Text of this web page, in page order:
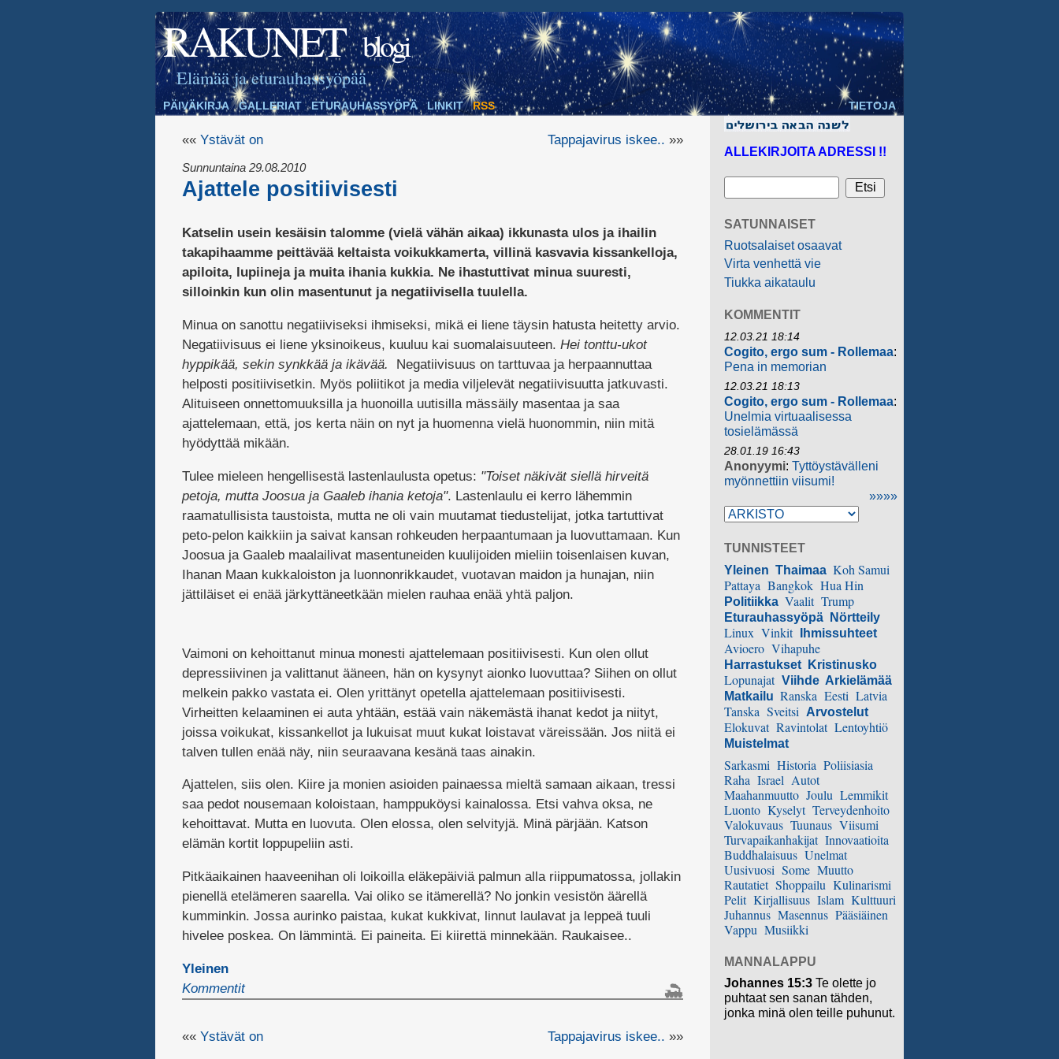
RAKUNET blogi
Elämää ja eturauhassyöpää
PÄIVÄKIRJA GALLERIAT ETURAUHASSYÖPÄ LINKIT RSS TIETOJA
«« Ystävät on Tappajavirus iskee.. »»
Sunnuntaina 29.08.2010
Ajattele positiivisesti
Katselin usein kesäisin talomme (vielä vähän aikaa) ikkunasta ulos ja ihailin
takapihaamme peittävää keltaista voikukkamerta, villinä kasvavia kissankelloja,
apiloita, lupiineja ja muita ihania kukkia. Ne ihastuttivat minua suuresti,
silloinkin kun olin masentunut ja negatiivisella tuulella.
Minua on sanottu negatiiviseksi ihmiseksi, mikä ei liene täysin hatusta heitetty arvio.
Negatiivisuus ei liene yksinoikeus, kuuluu kai suomalaisuuteen. Hei tonttu-ukot
hyppikää, sekin synkkää ja ikävää.
Negatiivisuus on tarttuvaa ja herpaannuttaa
helposti positiivisetkin. Myös poliitikot ja media viljelevät negatiivisuutta jatkuvasti.
Alituiseen onnettomuuksilla ja huonoilla uutisilla mässäily masentaa ja saa
ajattelemaan, että, jos kerta näin on nyt ja huomenna vielä huonommin, niin mitä
hyödyttää mikään.
Tulee mieleen hengellisestä lastenlaulusta opetus: "Toiset näkivät siellä hirveitä
petoja, mutta Joosua ja Gaaleb ihania ketoja". Lastenlaulu ei kerro lähemmin
raamatullisista taustoista, mutta ne oli vain muutamat tiedustelijat, jotka tartuttivat
peto-pelon kaikkiin ja saivat kansan rohkeuden herpaantumaan ja luovuttamaan. Kun
Joosua ja Gaaleb maalailivat masentuneiden kuulijoiden mieliin toisenlaisen kuvan,
Ihanan Maan kukkaloiston ja luonnonrikkaudet, vuotavan maidon ja hunajan, niin
jättiläiset ei enää järkyttäneetkään mielen rauhaa enää yhtä paljon.
Vaimoni on kehoittanut minua monesti ajattelemaan positiivisesti. Kun olen ollut
depressiivinen ja valittanut ääneen, hän on kysynyt aionko luovuttaa? Siihen on ollut
melkein pakko vastata ei. Olen yrittänyt opetella ajattelemaan positiivisesti.
Virheitten kelaaminen ei auta yhtään, estää vain näkemästä ihanat kedot ja niityt,
joissa voikukat, kissankellot ja lukuisat muut kukat loistavat väreissään. Jos niitä ei
talven tullen enää näy, niin seuraavana kesänä taas ainakin.
Ajattelen, siis olen. Kiire ja monien asioiden painaessa mieltä samaan aikaan, tressi
saa pedot nousemaan koloistaan, hamppuköysi kainalossa. Etsi vahva oksa, ne
kehoittavat. Mutta en luovuta. Olen elossa, olen selvityjä. Minä pärjään. Katson
elämän kortit loppupeliin asti.
Pitkäaikainen haaveenihan oli loikoilla eläkepäiviä palmun alla riippumatossa, jollakin
pienellä etelämeren saarella. Vai oliko se itämerellä? No jonkin vesistön äärellä
kumminkin. Jossa aurinko paistaa, kukat kukkivat, linnut laulavat ja leppeä tuuli
hivelee poskea. On lämmintä. Ei paineita. Ei kiirettä minnekään. Raukaisee..
Yleinen
Kommentit
«« Ystävät on Tappajavirus iskee.. »»
ALLEKIRJOITA ADRESSI !!
SATUNNAISET
Ruotsalaiset osaavat
Virta venhettä vie
Tiukka aikataulu
KOMMENTIT
12.03.21 18:14
Cogito, ergo sum - Rollemaa:
Pena in memorian
12.03.21 18:13
Cogito, ergo sum - Rollemaa:
Unelmia virtuaalisessa
tosielämässä
28.01.19 16:43
Anonyymi: Tyttöystävälleni
myönnettiin viisumi!
»»»»
TUNNISTEET
Yleinen Thaimaa Koh Samui
Pattaya Bangkok Hua Hin
Politiikka Vaalit Trump
Eturauhassyöpä Nörtteily
Linux Vinkit Ihmissuhteet
Avioero Vihapuhe
Harrastukset Kristinusko
Lopunajat Viihde Arkielämää
Matkailu Ranska Eesti Latvia
Tanska Sveitsi Arvostelut
Elokuvat Ravintolat Lentoyhtiö
Muistelmat
Sarkasmi Historia Poliisiasia
Raha Israel Autot
Maahanmuutto Joulu Lemmikit
Luonto Kyselyt Terveydenhoito
Valokuvaus Tuunaus Viisumi
Turvapaikanhakijat Innovaatioita
Buddhalaisuus Unelmat
Uusivuosi Some Muutto
Rautatiet Shoppailu Kulinarismi
Pelit Kirjallisuus Islam Kulttuuri
Juhannus Masennus Pääsiäinen
Vappu Musiikki
MANNALAPPU
Johannes 15:3 Te olette jo
puhtaat sen sanan tähden,
jonka minä olen teille puhunut.